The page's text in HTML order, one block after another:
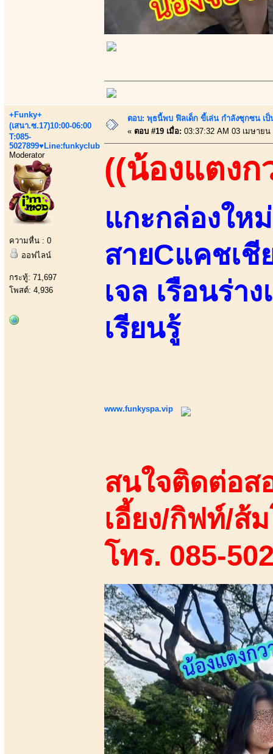
+Funky+
(เสนา.ซ.17)10:00-06:00
T:085-
5027899♥Line:funkyclub
Moderator
ความหื่น : 0
ออฟไลน์
กระทู้: 71,697
โพสต์: 4,936
ตอบ: พุธนี้พบ ฟิลเด็ก ขี้เล่น กำลังซุกซน เ
« ตอบ #19 เมื่อ: 03:37:32 AM 03 เมษายน
((น้องแตงก
แกะกล่องให
สายCแคชเ
เจล เรือนร่า
เรียนรู้
www.funkyspa.vip
สนใจติดต่อส
เอี้ยง/กิฟท์/ส้
โทร. 085-